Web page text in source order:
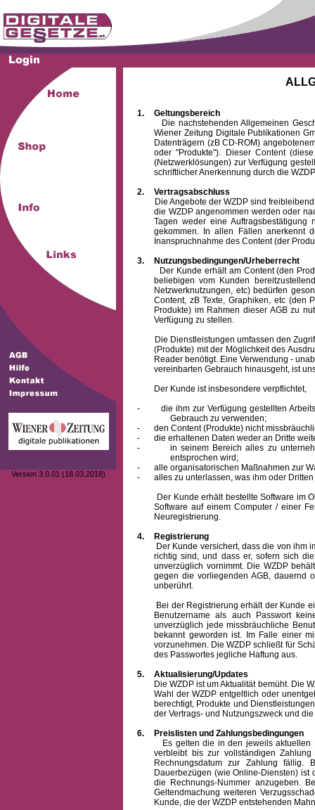
Version 3.0.01 (18.03.2018)
1.
Geltungsbereich
Die nachstehenden Allgemeinen
Wiener Zeitung Digitale Publikationen
Datenträgern (zB CD-ROM)
oder "Produkte"). Dieser Content
(Netzwerklösungen) zur Verfügung
schriftlicher Anerkennung durch die
2.
Vertragsabschluss
Die Angebote der WZDP sind freibleibend.
die WZDP angenommen werden oder
Tagen weder eine
gekommen. In allen Fällen anerkennt
Inanspruchnahme des Content (der
3.
Nutzungsbedingungen/Urheberrecht
Der Kunde erhält am Content (den
beliebigen vom Kunden
Netzwerknutzungen, etc) bedürfen
Content, zB Texte, Graphiken, etc (den
Produkte) im Rahmen dieser AGB zu
Verfügung zu stellen.
Die Dienstleistungen umfassen den Zugriff
(Produkte) mit der Möglichkeit des
Reader benötigt. Eine Verwendung -
vereinbarten Gebrauch hinausgeht, ist
Der Kunde ist insbesondere verpflichtet,
-
die ihm zur Verfügung gestellten
Gebrauch zu verwenden;
-
den Content (Produkte) nicht
-
die erhaltenen Daten weder an Dritte
-
in seinem Bereich alles zu
entsprochen wird;
-
alle organisatorischen Maßnahmen zur
-
alles zu unterlassen, was ihm oder
Der Kunde erhält bestellte Software im
Software auf einem Computer / einer
Neuregistrierung.
4.
Registrierung
Der Kunde versichert, dass die von ihm
richtig sind, und dass er, sofern sich
unverzüglich vornimmt. Die WZDP
gegen die vorliegenden AGB, dauernd
unberührt.
Bei der Registrierung erhält der Kunde
Benutzernameals auch Passwort
unverzüglich jede missbräuchliche
bekannt geworden ist. Im Falle einer
vorzunehmen. Die WZDP schließt für
des Passwortes jegliche Haftung aus.
5.
Aktualisierung/Updates
Die WZDP ist um Aktualität bemüht. Die
Wahl der WZDP entgeltlich oder
berechtigt, Produkte und
der Vertrags- und Nutzungszweck und
6.
Preislisten und Zahlungsbedingungen
Es gelten die in den jeweils aktuellen
verbleibt bis zur vollständigen
Rechnungsdatum zur Zahlung fällig.
Dauerbezügen (wie Online-Diensten)
die Rechnungs-Nummer anzugeben.
Geltendmachung weiteren
Kunde, die der WZDP entstehenden